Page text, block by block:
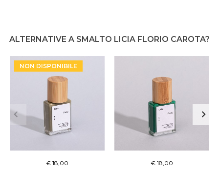
ALTERNATIVE A SMALTO LICIA FLORIO CAROTA?
NON DISPONIBILE
€ 18,00 € 18,00